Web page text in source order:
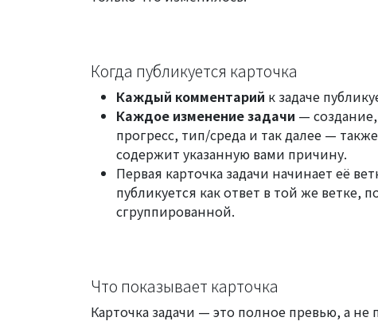
Когда публикуется карточка
Каждый комментарий к задаче
Каждое изменение задачи —
прогресс, тип/среда и так далее —
содержит указанную вами причину.
Первая карточка задачи начинает её
публикуется как ответ в той же ветке,
сгруппированной.
Что показывает карточка
Карточка задачи — это полное превью, а не